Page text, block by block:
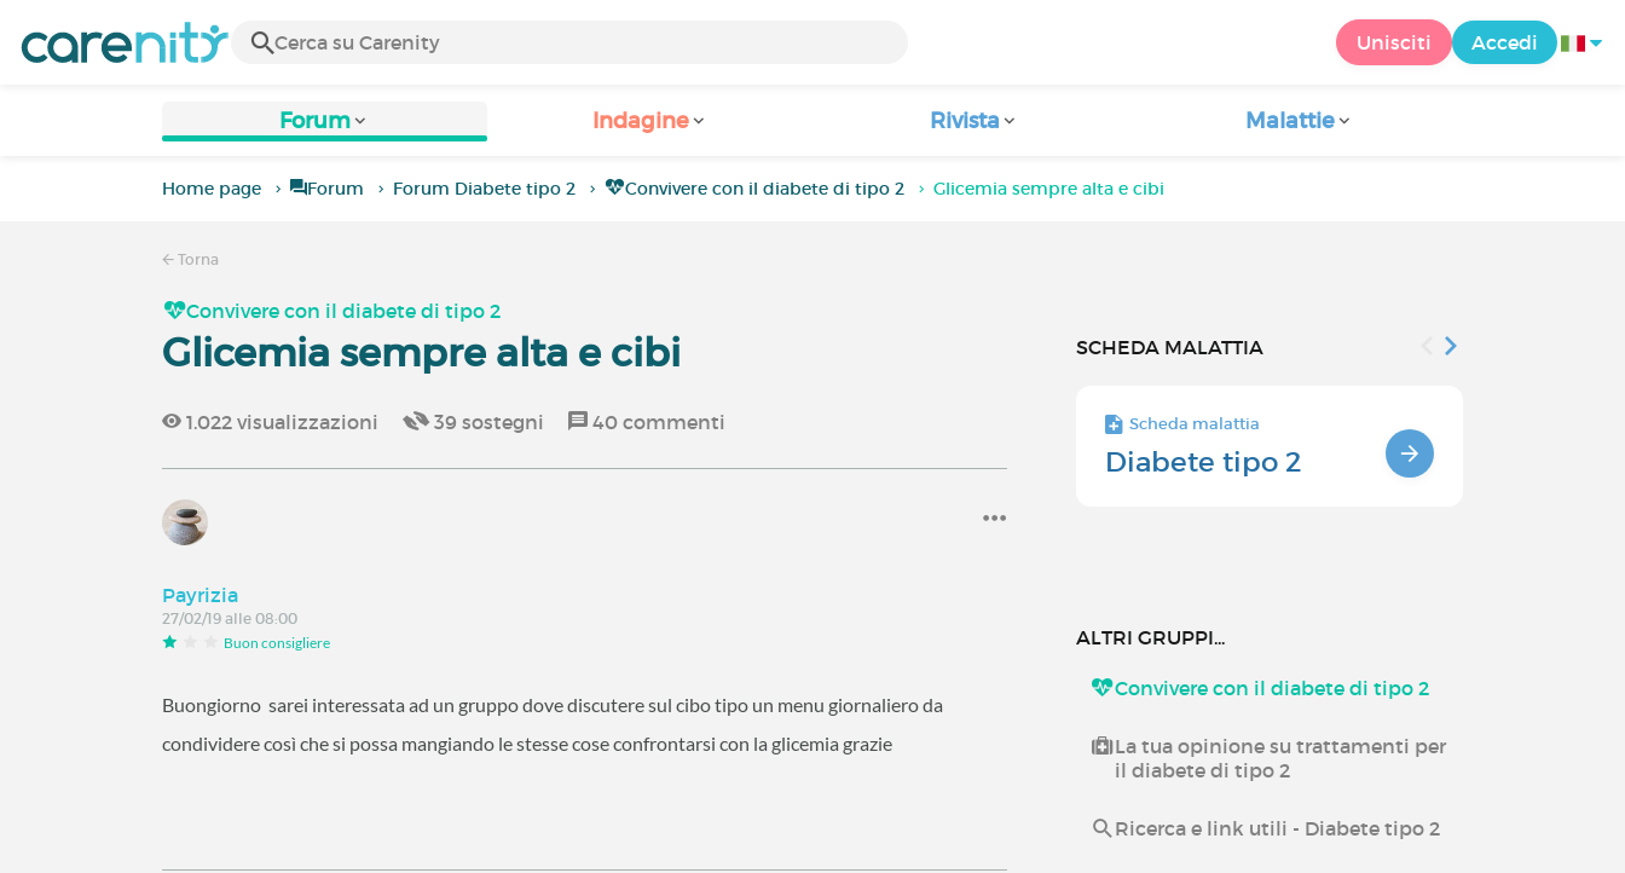
Unisciti Accedi
Forum Indagine Rivista Malattie
Home page Forum Forum Diabete tipo 2 Convivere con il diabete di tipo 2 Glicemia sempre alta e cibi
Torna
Convivere con il diabete di tipo 2
Glicemia sempre alta e cibi
1.022 visualizzazioni 39 sostegni 40 commenti
Payrizia
27/02/19 alle 08:00
Buon consigliere
Buongiorno sarei interessata ad un gruppo dove discutere sul cibo tipo un menu giornaliero da
condividere così che si possa mangiando le stesse cose confrontarsi con la glicemia grazie
SCHEDA MALATTIA
Scheda malattia
Diabete tipo 2
ALTRI GRUPPI...
Convivere con il diabete di tipo 2
La tua opinione su trattamenti per
il diabete di tipo 2
Ricerca e link utili - Diabete tipo 2